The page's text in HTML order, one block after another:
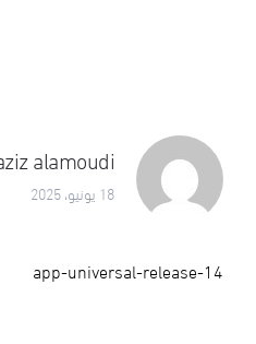
alamoudi
18 يونيو، 2025
app-universal-release-14